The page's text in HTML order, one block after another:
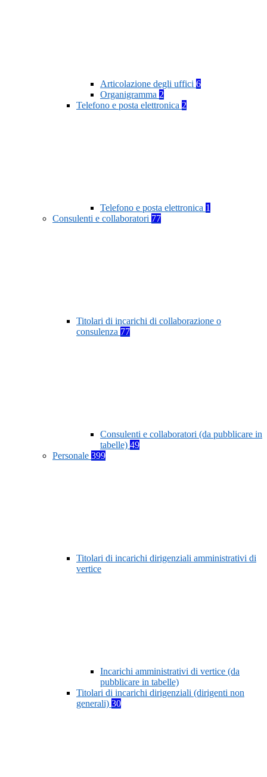
Articolazione degli uffici 6
Organigramma 2
Telefono e posta elettronica 2
Telefono e posta elettronica 1
Consulenti e collaboratori 77
Titolari di incarichi di collaborazione o
consulenza 77
Consulenti e collaboratori (da pubblicare in
tabelle) 49
Personale 399
Titolari di incarichi dirigenziali amministrativi di
vertice
Incarichi amministrativi di vertice (da
pubblicare in tabelle)
Titolari di incarichi dirigenziali (dirigenti non
generali) 30